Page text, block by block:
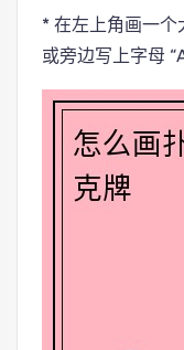
* 在左上角画一
或旁边写上字母